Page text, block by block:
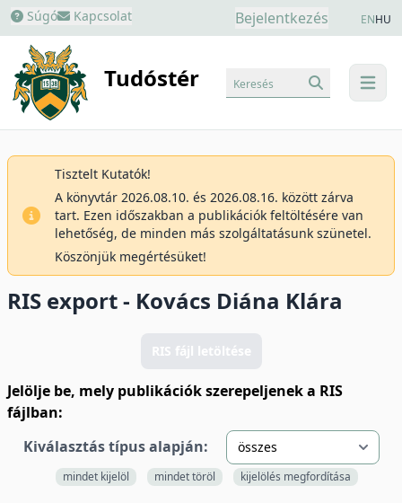
Súgó Kapcsolat Bejelentkezés ENHU
Tudóstér menu
Keresés
Tisztelt Kutatók!
A könyvtár 2026.08.10. és 2026.08.16. között zárva
tart. Ezen időszakban a publikációk feltöltésére van
lehetőség, de minden más szolgáltatásunk szünetel.
Köszönjük megértésüket!
RIS export - Kovács Diána Klára
RIS fájl letöltése
Jelölje be, mely publikációk szerepeljenek a RIS
fájlban:
Kiválasztás típus alapján:
mindet kijelöl mindet töröl kijelölés megfordítása